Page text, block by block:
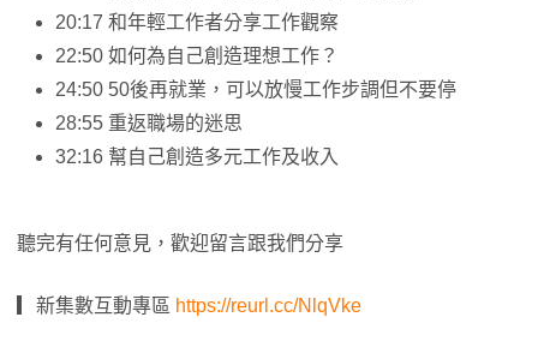
20:17 和年輕工作者分享工作觀察
22:50 如何為自己創造理想工作？
24:50 50後再就業，可以放慢工作步調但不要停
28:55 重返職場的迷思
32:16 幫自己創造多元工作及收入
聽完有任何意見，歡迎留言跟我們分享
▎新集數互動專區 https://reurl.cc/NlqVke